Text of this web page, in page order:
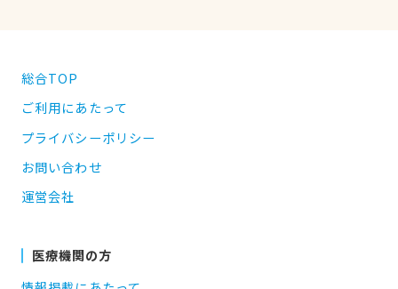
総合TOP
ご利用にあたって
プライバシーポリシー
お問い合わせ
運営会社
医療機関の方